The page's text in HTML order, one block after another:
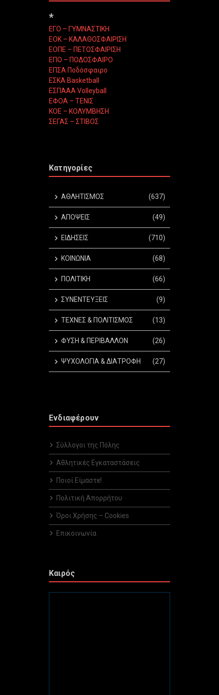
*
ΕΓΟ – ΓΥΜΝΑΣΤΙΚΗ
ΕΟΚ – ΚΑΛΑΘΟΣΦΑΙΡΙΣΗ
ΕΟΠΕ – ΠΕΤΟΣΦΑΙΡΙΣΗ
ΕΠΟ – ΠΟΔΟΣΦΑΙΡΟ
ΕΠΣΑ Ποδόσφαιρο
ΕΣΚΑ Basketball
ΕΣΠΑΑΑ Volleyball
ΕΦΟΑ – ΤΕΝΙΣ
ΚΟΕ – ΚΟΛΥΜΒΗΣΗ
ΣΕΓΑΣ – ΣΤΙΒΟΣ
Κατηγορίες
ΑΘΛΗΤΙΣΜΟΣ (637)
ΑΠΟΨΕΙΣ (49)
ΕΙΔΗΣΕΙΣ (710)
ΚΟΙΝΩΝΙΑ (68)
ΠΟΛΙΤΙΚΗ (66)
ΣΥΝΕΝΤΕΥΞΕΙΣ (9)
ΤΕΧΝΕΣ & ΠΟΛΙΤΙΣΜΟΣ (13)
ΦΥΣΗ & ΠΕΡΙΒΑΛΛΟΝ (26)
ΨΥΧΟΛΟΓΙΑ & ΔΙΑΤΡΟΦΗ (27)
Ενδιαφέρουν
Σύλλογοι της Πόλης
Αθλητικές Εγκαταστάσεις
Ποιοί Είμαστε!
Πολιτική Απορρήτου
Όροι Χρήσης – Cookies
Επικοινωνία
Καιρός